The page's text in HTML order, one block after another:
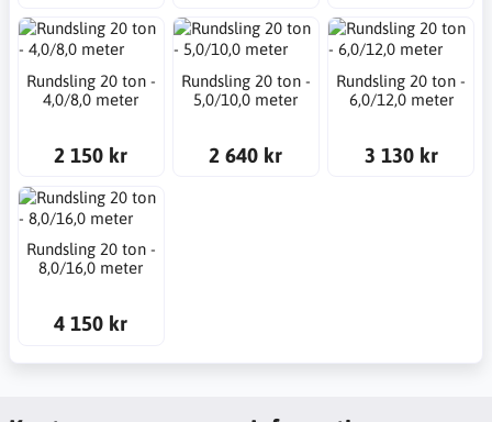
Rundsling 20 ton -
4,0/8,0 meter
2 150 kr
Rundsling 20 ton -
5,0/10,0 meter
2 640 kr
Rundsling 20 ton -
6,0/12,0 meter
3 130 kr
Rundsling 20 ton -
8,0/16,0 meter
4 150 kr